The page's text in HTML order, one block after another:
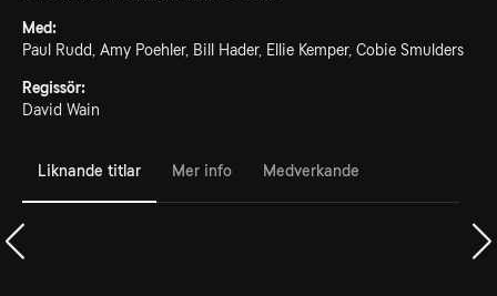
Med:
Paul Rudd, Amy Poehler, Bill Hader, Ellie Kemper, Cobie Smulders
Regissör:
David Wain
Liknande titlar Mer info Medverkande